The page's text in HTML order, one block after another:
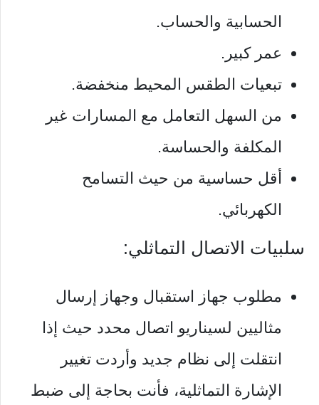
الحسابية والحساب.
عمر كبير.
تبعيات الطقس المحيط منخفضة.
من السهل التعامل مع المسارات غير
المكلفة والحساسة.
أقل حساسية من حيث التسامح
الكهربائي.
سلبيات الاتصال التماثلي:
مطلوب جهاز استقبال وجهاز إرسال
مثاليين لسيناريو اتصال محدد حيث إذا
انتقلت إلى نظام جديد وأردت تغيير
الإشارة التماثلية، فأنت بحاجة إلى ضبط